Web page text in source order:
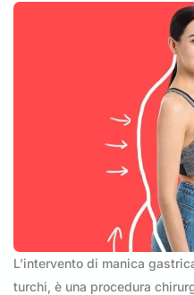
L’intervento di manica
turchi, è una procedura